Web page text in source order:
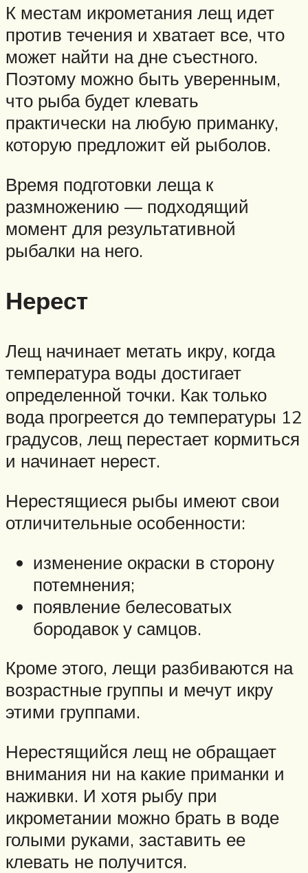
К местам икрометания лещ идет
против течения и хватает все, что
может найти на дне съестного.
Поэтому можно быть уверенным,
что рыба будет клевать
практически на любую приманку,
которую предложит ей рыболов.
Время подготовки леща к
размножению — подходящий
момент для результативной
рыбалки на него.
Нерест
Лещ начинает метать икру, когда
температура воды достигает
определенной точки. Как только
вода прогреется до температуры 12
градусов, лещ перестает кормиться
и начинает нерест.
Нерестящиеся рыбы имеют свои
отличительные особенности:
изменение окраски в сторону
потемнения;
появление белесоватых
бородавок у самцов.
Кроме этого, лещи разбиваются на
возрастные группы и мечут икру
этими группами.
Нерестящийся лещ не обращает
внимания ни на какие приманки и
наживки. И хотя рыбу при
икрометании можно брать в воде
голыми руками, заставить ее
клевать не получится.